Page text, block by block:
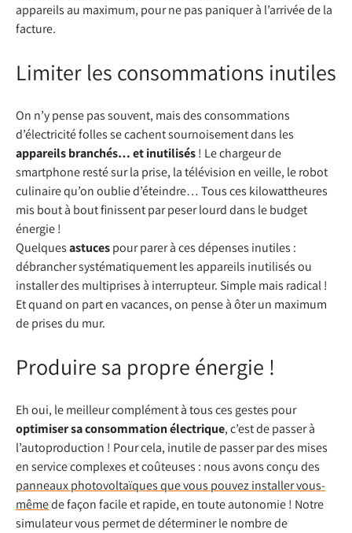
appareils au maximum, pour ne pas paniquer à l’arrivée de la
facture.
Limiter les consommations inutiles
On n’y pense pas souvent, mais des consommations
d’électricité folles se cachent sournoisement dans les
appareils branchés… et inutilisés! Le chargeur de
smartphone resté sur la prise, la télévision en veille, le robot
culinaire qu’on oublie d’éteindre… Tous ces kilowattheures
mis bout à bout finissent par peser lourd dans le budget
énergie !
Quelquesastucespour parer à ces dépenses inutiles :
débrancher systématiquement les appareils inutilisés ou
installer des multiprises à interrupteur. Simple mais radical !
Et quand on part en vacances, on pense à ôter un maximum
de prises du mur.
Produire sa propre énergie !
Eh oui, le meilleur complément à tous ces gestes pour
optimiser sa consommation électrique, c’est de passer à
l’autoproduction ! Pour cela, inutile de passer par des mises
en service complexes et coûteuses : nous avons conçu des
panneaux photovoltaïques que vous pouvez installer vous-
mêmede façon facile et rapide, en toute autonomie ! Notre
simulateur vous permet de déterminer le nombre de